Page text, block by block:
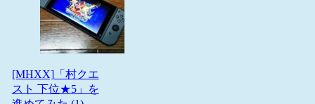
[MHXX]「村クエ
スト 下位★5」を